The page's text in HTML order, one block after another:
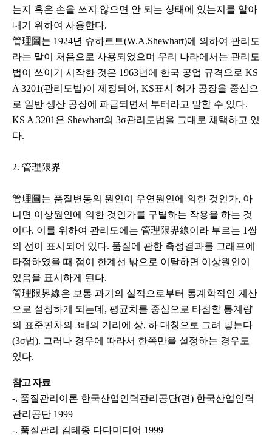
는지 혹은 손을 쓰지 않으면 안 되는 상태에 있는지를 알아
내기 위하여 사용한다.
管理圖는 1924년 슈하르트(W.A.Shewhart)에 의하여 관리도
라는 말이 처음으로 사용되었으며 우리 나라에서는 관리도
법이 쓰이기 시작한 것은 1963년에 한국 공업 규격으로 KS
A 3201(관리도법)이 제정되어, KS표시 허가 공장을 중심으
로 일반 생산 공장에 파급되면서 부터라고 말할 수 있다.
KS A 3201은 Shewhart의 3σ관리도법을 그대로 채택하고 있
다.
2. 管理限界
管理圖는 품질변동의 원인이 우연원인에 의한 것인가, 아
니면 이상원인에 의한 것인가를 구별하는 작용을 하는 것
이다. 이를 위하여 관리도에는 管理限界線이라 부르는 1쌍
의 선이 표시되어 있다. 품질에 관한 측정결과를 그래프에
타점하였을 때 점이 한계선 밖으로 이탈하면 이상원인이
있음을 표시하게 된다.
管理限界線은 보통 과기의 실적으로부터 통계학적인 계산
으로 설정하게 되는데, 평균치를 중심으로 타점할 통계량
의 표준편차의 3배의 거리에 상, 하 대칭으로 그려 넣는다
(3σ법). 그러나 경우에 따라서 한쪽만을 설정하는 경우도
있다.
참고 자료
-. 품질관리이론 한국산업인력관리공단(편) 한국산업인력
관리공단 1999
-. 품질관리 김태종 다다미디어 1999